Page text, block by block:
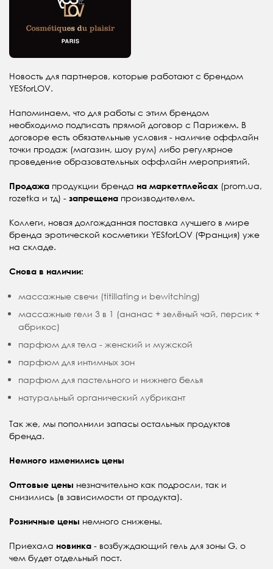
Новость для партнеров, которые работают с брендом
YESforLOV.
Напоминаем, что для работы с этим брендом
необходимо подписать прямой договор с Парижем. В
договоре есть обязательные условия - наличие оффлайн
точки продаж (магазин, шоу рум) либо регулярное
проведение образовательных оффлайн мероприятий.
Продажа продукции бренда на маркетплейсах (prom.ua,
rozetka и тд) - запрещена производителем.
Коллеги, новая долгожданная поставка лучшего в мире
бренда эротической косметики YESforLOV (Франция) уже
на складе.
Снова в наличии:
массажные свечи (titillating и bewitching)
массажные гели 3 в 1 (ананас + зелёный чай, персик +
абрикос)
парфюм для тела - женский и мужской
парфюм для интимных зон
парфюм для пастельного и нижнего белья
натуральный органический лубрикант
Так же, мы пополнили запасы остальных продуктов
бренда.
Немного изменились цены
Оптовые цены незначительно как подросли, так и
снизились (в зависимости от продукта).
Розничные цены немного снижены.
Приехала новинка - возбуждающий гель для зоны G, о
чем будет отдельный пост.